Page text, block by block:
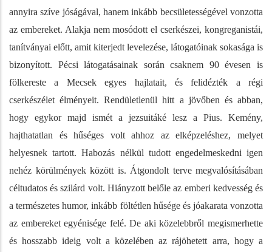
annyira szíve jóságával, hanem inkább becsületességével vonzotta
az embereket. Alakja nem mosódott el cserkészei, kongreganistái,
tanítványai előtt, amit kiterjedt levelezése, látogatóinak sokasága is
bizonyított. Pécsi látogatásainak során csaknem 90 évesen is
fölkereste a Mecsek egyes hajlatait, és felidézték a régi
cserkészélet élményeit. Rendületlenül hitt a jövőben és abban,
hogy egykor majd ismét a jezsuitáké lesz a Pius. Kemény,
hajthatatlan és hűséges volt ahhoz az elképzeléshez, melyet
helyesnek tartott. Habozás nélkül tudott engedelmeskedni igen
nehéz körülmények között is. Átgondolt terve megvalósításában
céltudatos és szilárd volt. Hiányzott belőle az emberi kedvesség és
a természetes humor, inkább föltétlen hűsége és jóakarata vonzotta
az embereket egyénisége felé. De aki közelebbről megismerhette
és hosszabb ideig volt a közelében az rájöhetett arra, hogy a